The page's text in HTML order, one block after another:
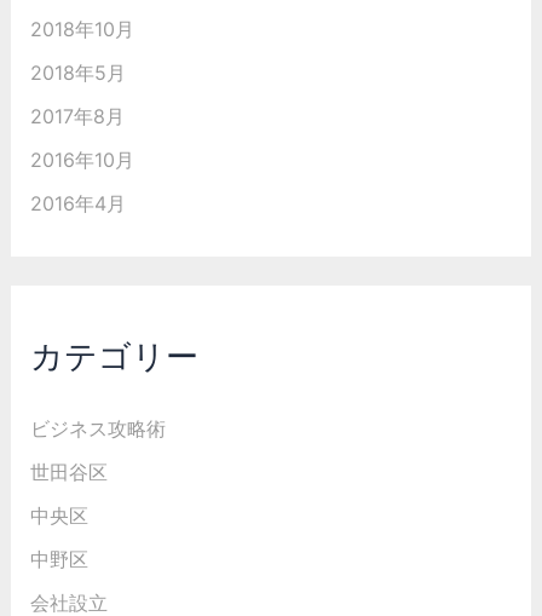
2018年10月
2018年5月
2017年8月
2016年10月
2016年4月
カテゴリー
ビジネス攻略術
世田谷区
中央区
中野区
会社設立